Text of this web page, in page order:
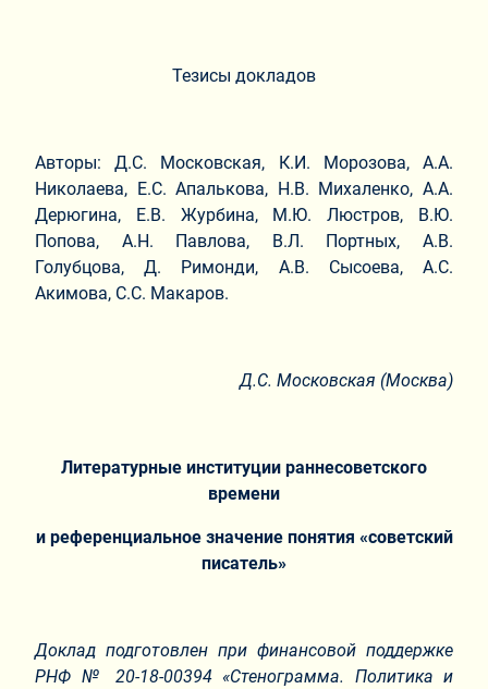
Тезисы докладов
Авторы: Д.С. Московская, К.И. Морозова, А.А.
Николаева, Е.С. Апалькова, Н.В. Михаленко, А.А.
Дерюгина, Е.В. Журбина, М.Ю. Люстров, В.Ю.
Попова, А.Н. Павлова, В.Л. Портных, А.В.
Голубцова, Д. Римонди, А.В. Сысоева, А.С.
Акимова, С.С. Макаров.
Д.С. Московская (Москва)
Литературные институции раннесоветского
времени
и референциальное значение понятия «советский
писатель»
Доклад подготовлен при финансовой поддержке
РНФ № 20-18-00394 «Стенограмма. Политика и